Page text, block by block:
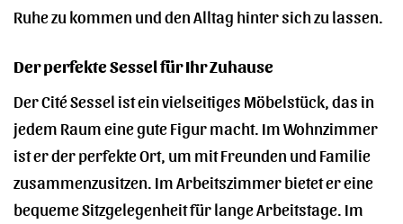
Ruhe zu kommen und den Alltag hinter sich zu lassen.
Der perfekte Sessel für Ihr Zuhause
Der Cité Sessel ist ein vielseitiges Möbelstück, das in
jedem Raum eine gute Figur macht. Im Wohnzimmer
ist er der perfekte Ort, um mit Freunden und Familie
zusammenzusitzen. Im Arbeitszimmer bietet er eine
bequeme Sitzgelegenheit für lange Arbeitstage. Im